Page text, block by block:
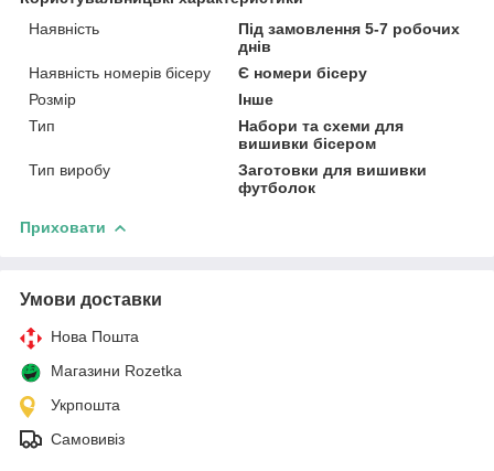
Наявність
Під замовлення 5-7 робочих
днів
Наявність номерів бісеру
Є номери бісеру
Розмір
Інше
Тип
Набори та схеми для
вишивки бісером
Тип виробу
Заготовки для вишивки
футболок
Приховати
Умови доставки
Нова Пошта
Магазини Rozetka
Укрпошта
Самовивіз